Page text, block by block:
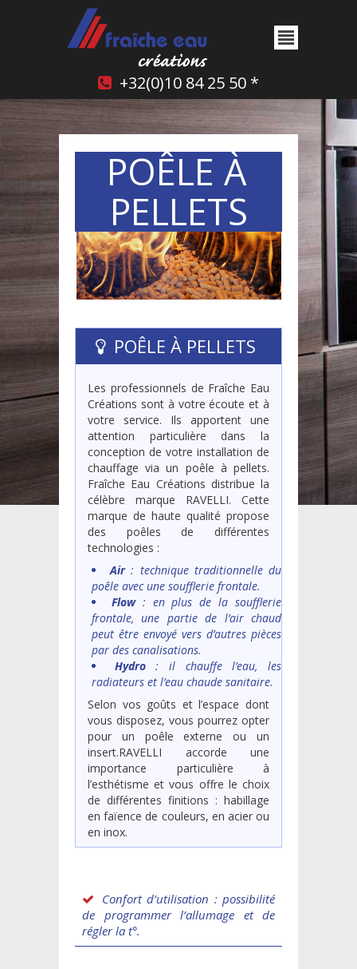
+32(0)10 84 25 50 *
POÊLE À
PELLETS
POÊLE À PELLETS
Les professionnels de Fraîche Eau
Créations sont à votre écoute et à
votre service. Ils apportent une
attention particulière dans la
conception de votre installation de
chauffage via un poêle à pellets.
Fraîche Eau Créations distribue la
célèbre marque RAVELLI. Cette
marque de haute qualité propose
des poêles de différentes
technologies :
Air: technique traditionnelle du
poêle avec une soufflerie frontale.
Flow : en plus de la soufflerie
frontale, une partie de l’air chaud
peut être envoyé vers d’autres pièces
par des canalisations.
Hydro: il chauffe l’eau, les
radiateurs et l’eau chaude sanitaire.
Selon vos goûts et l’espace dont
vous disposez, vous pourrez opter
pour un poêle externe ou un
insert.RAVELLI accorde une
importance particulière à
l’esthétisme et vous offre le choix
de différentes finitions : habillage
en faïence de couleurs, en acier ou
en inox.
Confort d’utilisation : possibilité
de programmer l’allumage et de
régler la t°.